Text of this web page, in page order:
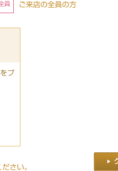
ご来店の全員の方
プ
さい。